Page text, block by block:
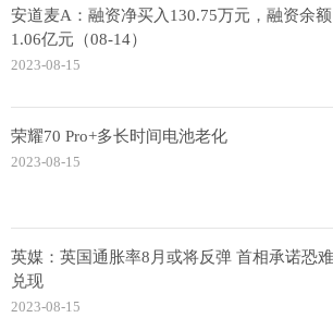
安道麦A：融资净买入130.75万元，融资余额
1.06亿元（08-14）
2023-08-15
荣耀70 Pro+多长时间电池老化
2023-08-15
英媒：英国通胀率8月或将反弹 首相承诺恐难
兑现
2023-08-15